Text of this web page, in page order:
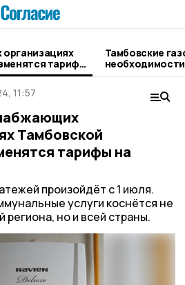
тарифы
Тамбовские
11:57
Тамбовской
тарифы на
произойдёт с 1 июля.
услуги коснётся не
региона, но и всей страны.